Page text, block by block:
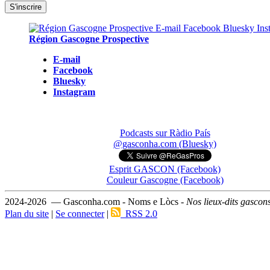
Région Gascogne Prospective
E-mail
Facebook
Bluesky
Instagram
Podcasts sur Ràdio País
@gasconha.com (Bluesky)
Esprit GASCON (Facebook)
Couleur Gascogne (Facebook)
2024-2026 — Gasconha.com - Noms e Lòcs - Nos lieux-dits
Plan du site | Se connecter| RSS 2.0